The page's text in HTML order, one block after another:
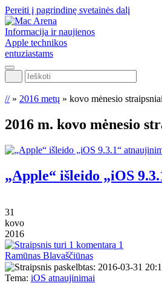
Pereiti į pagrindinę svetainės dalį
Informacija ir naujienos
Apple technikos
entuziastams
Ieškoti
//» 2016 metų » kovo mėnesio straipsniai
2016 m. kovo mėnesio
„Apple“ išleido „iOS
31
kovo
2016
1
Ramūnas Blavaščiūnas
Tema: iOS atnaujinimai